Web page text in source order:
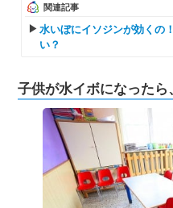
関連記事
水いぼにイソジンが効くの
い？
子供が水イボになったら